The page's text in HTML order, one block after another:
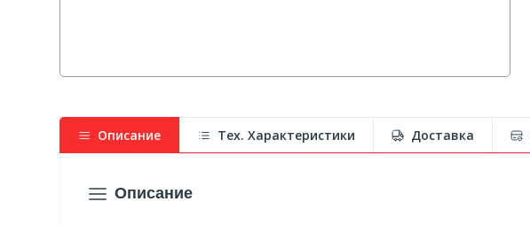
Описание
Описание
Тех. Характеристики Доставка